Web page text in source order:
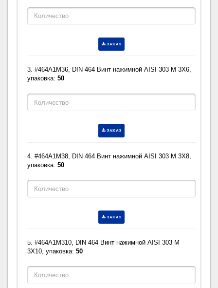
ЗАКАЗ
3. #464A1M36, DIN 464 Винт нажимной AISI 303 M 3X6,
упаковка:50
ЗАКАЗ
4. #464A1M38, DIN 464 Винт нажимной AISI 303 M 3X8,
упаковка:50
ЗАКАЗ
5. #464A1M310, DIN 464 Винт нажимной AISI 303 M
3X10, упаковка:50